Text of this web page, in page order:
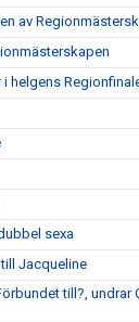
av
i helgens
sexa
Jacqueline
till?, undrar